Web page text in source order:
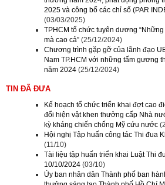
2025 và công bố các chỉ số (PAR
(03/03/2025)
TPHCM tổ chức tuyên dương
mà cao cả” (25/12/2024)
Chương trình gặp gỡ của lãnh đạo
Nam TP.HCM với những tấm gương
năm 2024 (25/12/2024)
TIN ĐÃ ĐƯA
Kế hoạch tổ chức triển khai đợt cao
đổi hiện vật khen thưởng cấp Nhà
kỳ kháng chiến chống Mỹ cứu nước
Hội nghị Tập huấn công tác Thi đua
(11/10)
Tài liệu tập huấn triển khai Luật Thi
10/10/2024 (03/10)
Ủy ban nhân dân Thành phố ban